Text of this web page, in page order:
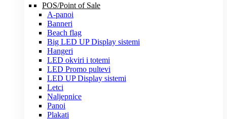
POS/Point of Sale
A-panoi
Banneri
Beach flag
Big LED UP Display sistemi
Hangeri
LED okviri i totemi
LED Promo pultevi
LED UP Display sistemi
Letci
Naljepnice
Panoi
Plakati